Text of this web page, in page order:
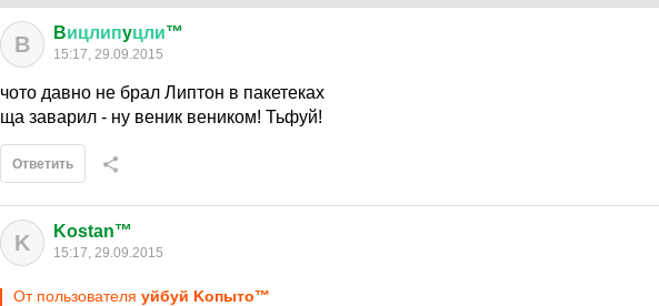
B Bицлипyцли™
15:17, 29.09.2015
чото давно не брал Липтон в пакетеках
ща заварил - ну веник веником! Тьфуй!
Ответить
K Kostan™
15:17, 29.09.2015
От пользователя yйбуй Kопыто™